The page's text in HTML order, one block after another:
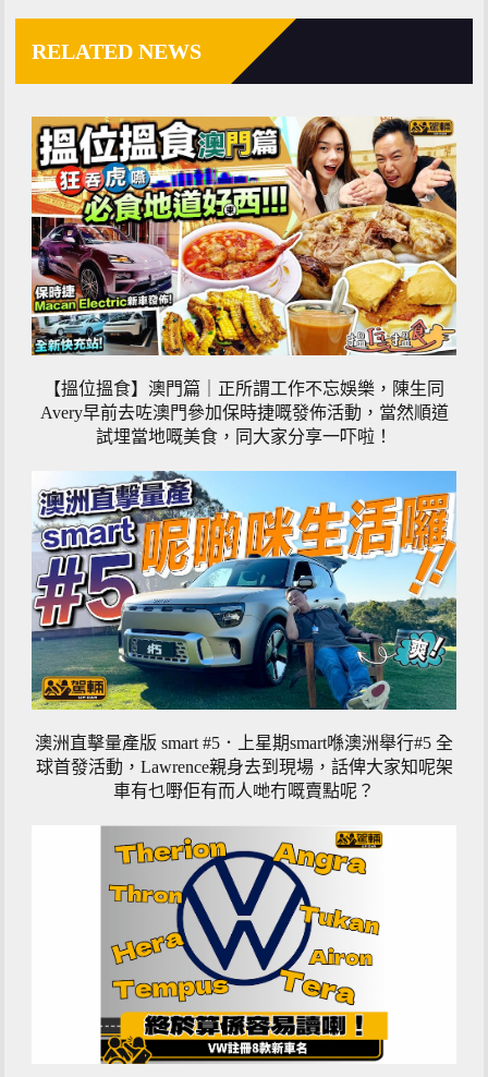
RELATED NEWS
【搵位搵食】澳門篇｜正所謂工作不忘娛樂，陳生同
Avery早前去咗澳門參加保時捷嘅發佈活動，當然順道
試埋當地嘅美食，同大家分享一吓啦！
澳洲直擊量產版 smart #5．上星期smart喺澳洲舉行#5 全
球首發活動，Lawrence親身去到現場，話俾大家知呢架
車有乜嘢佢有而人哋冇嘅賣點呢？